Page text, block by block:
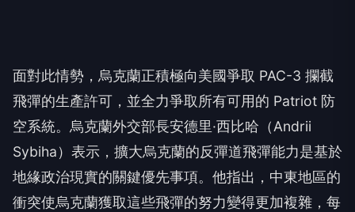
面對此情勢，烏克蘭正積極向美國爭取 PAC-3 攔截
飛彈的生產許可，並全力爭取所有可用的 Patriot 防
空系統。烏克蘭外交部長安德里·西比哈（Andrii
Sybiha）表示，擴大烏克蘭的反彈道飛彈能力是基於
地緣政治現實的關鍵優先事項。他指出，中東地區的
衝突使烏克蘭獲取這些飛彈的努力變得更加複雜，每